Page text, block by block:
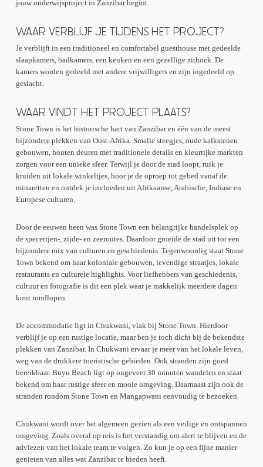
jouw onderwijsproject in Zanzibar begint.
WAAR VERBLIJF JE TIJDENS HET PROJECT?
Je verblijft in een traditioneel en comfortabel guesthouse met gedeelde
slaapkamers, badkamers, een keuken en een gezellige zithoek. De
kamers worden gedeeld met andere vrijwilligers en zijn ingedeeld op
geslacht.
WAAR VINDT HET PROJECT PLAATS?
Stone Town is het historische hart van Zanzibar en één van de meest
bijzondere plekken van Oost-Afrika. Smalle steegjes, oude kalkstenen
gebouwen, houten deuren met traditionele details en kleurrijke markten
zorgen voor een unieke sfeer. Terwijl je door de stad loopt, ruik je
kruiden uit lokale winkeltjes, hoor je de oproep tot gebed vanaf de
minaretten en ontdek je invloeden uit Afrikaanse, Arabische, Indiase en
Europese culturen.
Door de eeuwen heen was Stone Town een belangrijke handelsplek op
de specerijen-, zijde- en zeeroutes. Daardoor groeide de stad uit tot een
bijzondere mix van culturen en geschiedenis. Tegenwoordig staat Stone
Town bekend om haar koloniale gebouwen, levendige straatjes, lokale
restaurants en culturele highlights. Voor liefhebbers van geschiedenis,
cultuur en fotografie is dit een plek waar je makkelijk meerdere dagen
kunt rondlopen.
De accommodatie ligt in Chukwani, vlak bij Stone Town. Hierdoor
verblijf je op een rustige locatie, maar ben je toch dicht bij de bekendste
plekken van Zanzibar. In Chukwani ervaar je meer van het lokale leven,
weg van de drukkere toeristische gebieden. Ook stranden zijn goed
bereikbaar. Buyu Beach ligt op ongeveer 30 minuten wandelen en staat
bekend om haar rustige sfeer en mooie omgeving. Daarnaast zijn ook de
stranden rondom Stone Town en Mangapwani eenvoudig te bezoeken.
Chukwani wordt over het algemeen gezien als een veilige en ontspannen
omgeving. Zoals overal op reis is het verstandig om alert te blijven en de
adviezen van het lokale team te volgen. Zo kun je op een fijne manier
genieten van alles wat Zanzibar te bieden heeft.